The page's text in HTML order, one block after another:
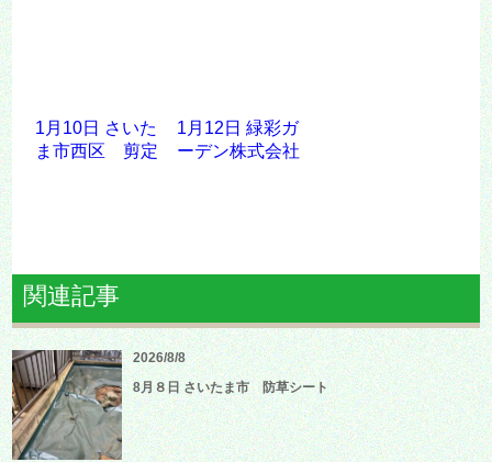
1月10日 さいた
ま市西区 剪定
1月12日 緑彩ガ
ーデン株式会社
関連記事
2026/8/8
8月８日 さいたま市 防草シート